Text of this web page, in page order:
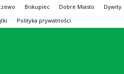
Biskupiec Dobre Miasto Dywity
Polityka prywatności